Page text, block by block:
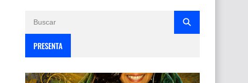
PRESENTA